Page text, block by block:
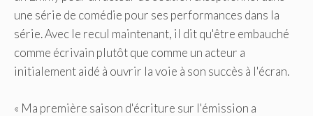
une série de comédie pour ses performances dans la
série. Avec le recul maintenant, il dit qu'être embauché
comme écrivain plutôt que comme un acteur a
initialement aidé à ouvrir la voie à son succès à l'écran.
« Ma première saison d'écriture sur l'émission a